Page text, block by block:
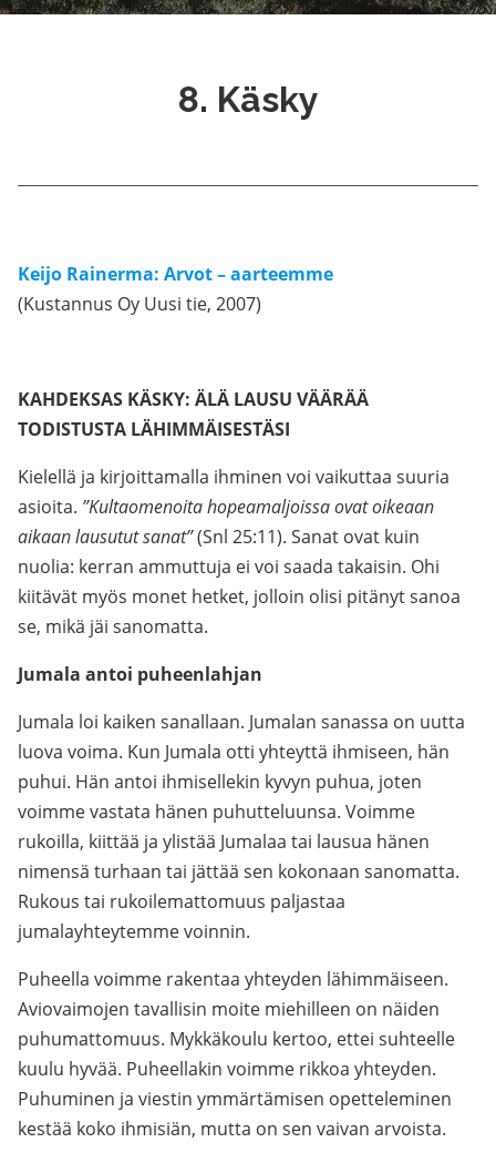
8. Käsky
Keijo Rainerma: Arvot – aarteemme
(Kustannus Oy Uusi tie, 2007)
KAHDEKSAS KÄSKY: ÄLÄ LAUSU VÄÄRÄÄ
TODISTUSTA LÄHIMMÄISESTÄSI
Kielellä ja kirjoittamalla ihminen voi vaikuttaa suuria
asioita. ”Kultaomenoita hopeamaljoissa ovat oikeaan
aikaan lausutut sanat”(Snl 25:11). Sanat ovat kuin
nuolia: kerran ammuttuja ei voi saada takaisin. Ohi
kiitävät myös monet hetket, jolloin olisi pitänyt sanoa
se, mikä jäi sanomatta.
Jumala antoi puheenlahjan
Jumala loi kaiken sanallaan. Jumalan sanassa on uutta
luova voima. Kun Jumala otti yhteyttä ihmiseen, hän
puhui. Hän antoi ihmisellekin kyvyn puhua, joten
voimme vastata hänen puhutteluunsa. Voimme
rukoilla, kiittää ja ylistää Jumalaa tai lausua hänen
nimensä turhaan tai jättää sen kokonaan sanomatta.
Rukous tai rukoilemattomuus paljastaa
jumalayhteytemme voinnin.
Puheella voimme rakentaa yhteyden lähimmäiseen.
Aviovaimojen tavallisin moite miehilleen on näiden
puhumattomuus. Mykkäkoulu kertoo, ettei suhteelle
kuulu hyvää. Puheellakin voimme rikkoa yhteyden.
Puhuminen ja viestin ymmärtämisen opetteleminen
kestää koko ihmisiän, mutta on sen vaivan arvoista.